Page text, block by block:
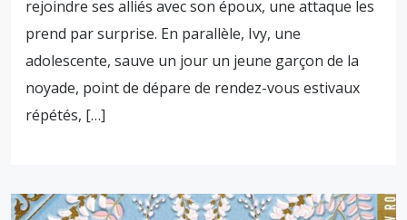
rejoindre ses alliés avec son époux, une attaque les
prend par surprise. En parallèle, Ivy, une
adolescente, sauve un jour un jeune garçon de la
noyade, point de dépare de rendez-vous estivaux
répétés, […]